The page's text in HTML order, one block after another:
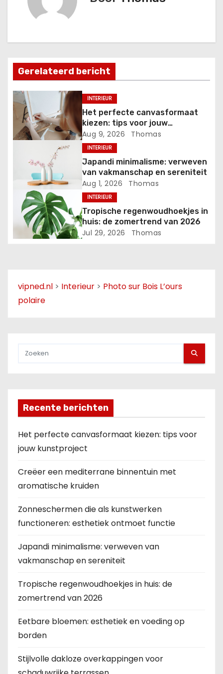
n
a
v
i
i
Gerelateerd bericht
INTERIEUR
Het perfecte canvasformaat
kiezen: tips voor jouw
kunstproject
Aug 9, 2026 Thomas
INTERIEUR
Japandi minimalisme: verweven
van vakmanschap en sereniteit
Aug 1, 2026 Thomas
INTERIEUR
Tropische regenwoudhoekjes in
huis: de zomertrend van 2026
Jul 29, 2026 Thomas
vipned.nl > Interieur > Photo sur Bois L’ours
polaire
Recente berichten
Het perfecte canvasformaat kiezen: tips voor
jouw kunstproject
Creëer een mediterrane binnentuin met
aromatische kruiden
Zonneschermen die als kunstwerken
functioneren: esthetiek ontmoet functie
Japandi minimalisme: verweven van
vakmanschap en sereniteit
Tropische regenwoudhoekjes in huis: de
zomertrend van 2026
Eetbare bloemen: esthetiek en voeding op
borden
Stijlvolle dakloze overkappingen voor